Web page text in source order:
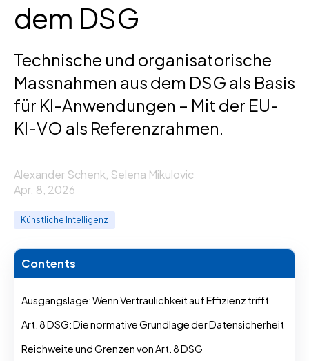
dem DSG
Technische und organisatorische
Massnahmen aus dem DSG als Basis
für KI-Anwendungen – Mit der EU-
KI-VO als Referenzrahmen.
Alexander Schenk, Selena Mikulovic
Apr. 8, 2026
Künstliche Intelligenz
Contents
Ausgangslage: Wenn Vertraulichkeit auf Effizienz trifft
Art. 8 DSG: Die normative Grundlage der Datensicherheit
Reichweite und Grenzen von Art. 8 DSG